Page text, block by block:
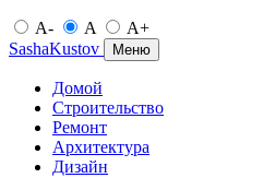
A- A
A+
SashaKustov
Меню
Домой
Строительство
Ремонт
Архитектура
Дизайн